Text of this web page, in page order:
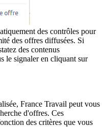
des contrôles pour
des offres diffusées. Si
des contenus
le signaler en cliquant sur
France Travail peut vous
d'offres. Ces
des critères que vous